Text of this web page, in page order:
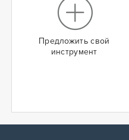
Предложить свой
инструмент